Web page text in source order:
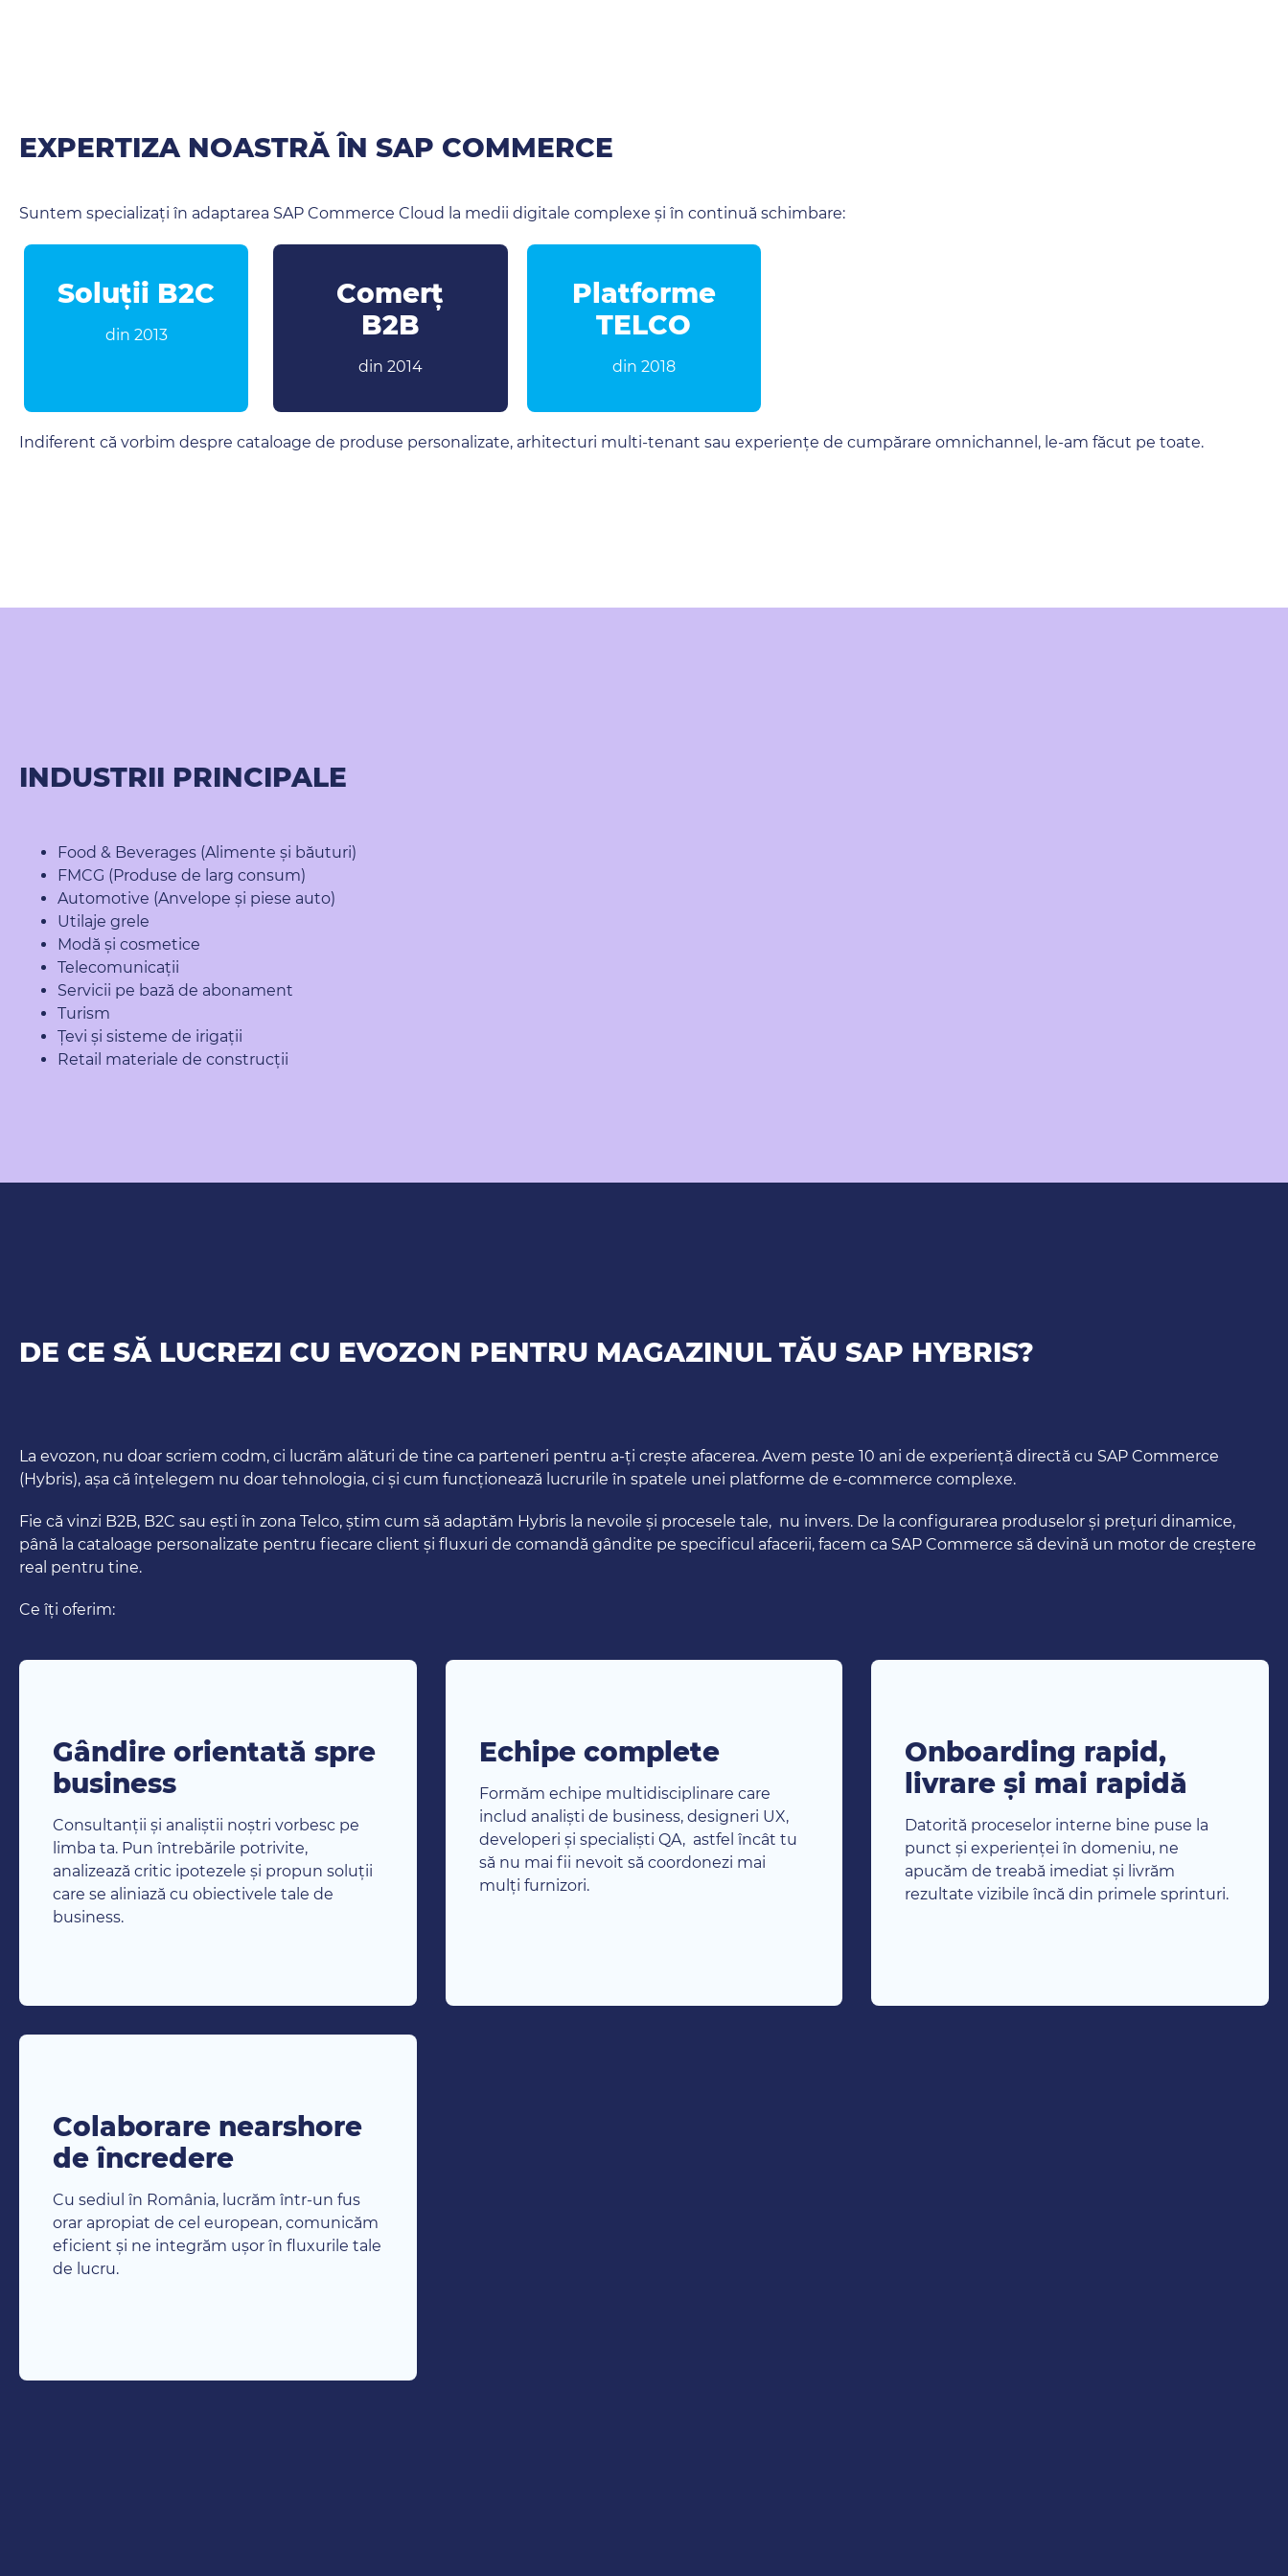
EXPERTIZA NOASTRĂ ÎN SAP COMMERCE
Suntem specializați în adaptarea SAP Commerce Cloud la medii digitale complexe și în continuă schimbare:
Soluții B2C
din 2013
Comerț
B2B
din 2014
Platforme
TELCO
din 2018
Indiferent că vorbim despre cataloage de produse personalizate, arhitecturi multi-tenant sau experiențe de cumpărare omnichannel, le-am făcut pe toate.
INDUSTRII PRINCIPALE
Food & Beverages (Alimente și băuturi)
FMCG (Produse de larg consum)
Automotive (Anvelope și piese auto)
Utilaje grele
Modă și cosmetice
Telecomunicații
Servicii pe bază de abonament
Turism
Țevi și sisteme de irigații
Retail materiale de construcții
DE CE SĂ LUCREZI CU EVOZON PENTRU MAGAZINUL TĂU SAP HYBRIS?
La evozon, nu doar scriem codm, ci lucrăm alături de tine ca parteneri pentru a-ți crește afacerea. Avem peste 10 ani de experiență directă cu SAP Commerce
(Hybris), așa că înțelegem nu doar tehnologia, ci și cum funcționează lucrurile în spatele unei platforme de e-commerce complexe.
Fie că vinzi B2B, B2C sau ești în zona Telco, știm cum să adaptăm Hybris la nevoile și procesele tale, nu invers. De la configurarea produselor și prețuri dinamice,
până la cataloage personalizate pentru fiecare client și fluxuri de comandă gândite pe specificul afacerii, facem ca SAP Commerce să devină un motor de creștere
real pentru tine.
Ce îți oferim:
Gândire orientată spre
business
Consultanții și analiștii noștri vorbesc pe
limba ta. Pun întrebările potrivite,
analizează critic ipotezele și propun soluții
care se aliniază cu obiectivele tale de
business.
Echipe complete
Formăm echipe multidisciplinare care
includ analiști de business, designeri UX,
developeri și specialiști QA, astfel încât tu
să nu mai fii nevoit să coordonezi mai
mulți furnizori.
Onboarding rapid,
livrare și mai rapidă
Datorită proceselor interne bine puse la
punct și experienței în domeniu, ne
apucăm de treabă imediat și livrăm
rezultate vizibile încă din primele sprinturi.
Colaborare nearshore
de încredere
Cu sediul în România, lucrăm într-un fus
orar apropiat de cel european, comunicăm
eficient și ne integrăm ușor în fluxurile tale
de lucru.